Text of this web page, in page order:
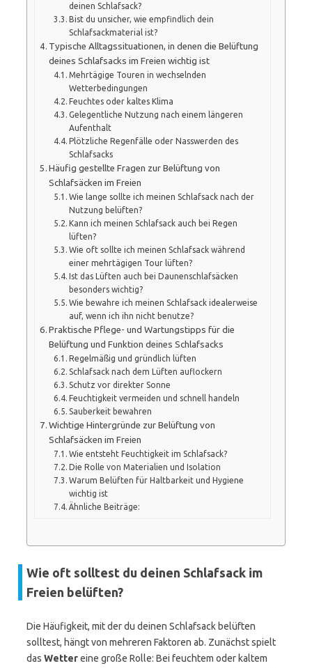
deinen Schlafsack?
Bist du unsicher, wie empfindlich dein
Schlafsackmaterial ist?
Typische Alltagssituationen, in denen die Belüftung
deines Schlafsacks im Freien wichtig ist
Mehrtägige Touren in wechselnden
Wetterbedingungen
Feuchtes oder kaltes Klima
Gelegentliche Nutzung nach einem längeren
Aufenthalt
Plötzliche Regenfälle oder Nasswerden des
Schlafsacks
Häufig gestellte Fragen zur Belüftung von
Schlafsäcken im Freien
Wie lange sollte ich meinen Schlafsack nach der
Nutzung belüften?
Kann ich meinen Schlafsack auch bei Regen
lüften?
Wie oft sollte ich meinen Schlafsack während
einer mehrtägigen Tour lüften?
Ist das Lüften auch bei Daunenschlafsäcken
besonders wichtig?
Wie bewahre ich meinen Schlafsack idealerweise
auf, wenn ich ihn nicht benutze?
Praktische Pflege- und Wartungstipps für die
Belüftung und Funktion deines Schlafsacks
Regelmäßig und gründlich lüften
Schlafsack nach dem Lüften auflockern
Schutz vor direkter Sonne
Feuchtigkeit vermeiden und schnell handeln
Sauberkeit bewahren
Wichtige Hintergründe zur Belüftung von
Schlafsäcken im Freien
Wie entsteht Feuchtigkeit im Schlafsack?
Die Rolle von Materialien und Isolation
Warum Belüften für Haltbarkeit und Hygiene
wichtig ist
Ähnliche Beiträge:
Wie oft solltest du deinen Schlafsack im
Freien belüften?
Die Häufigkeit, mit der du deinen Schlafsack belüften
solltest, hängt von mehreren Faktoren ab. Zunächst spielt
das Wettereine große Rolle: Bei feuchtem oder kaltem